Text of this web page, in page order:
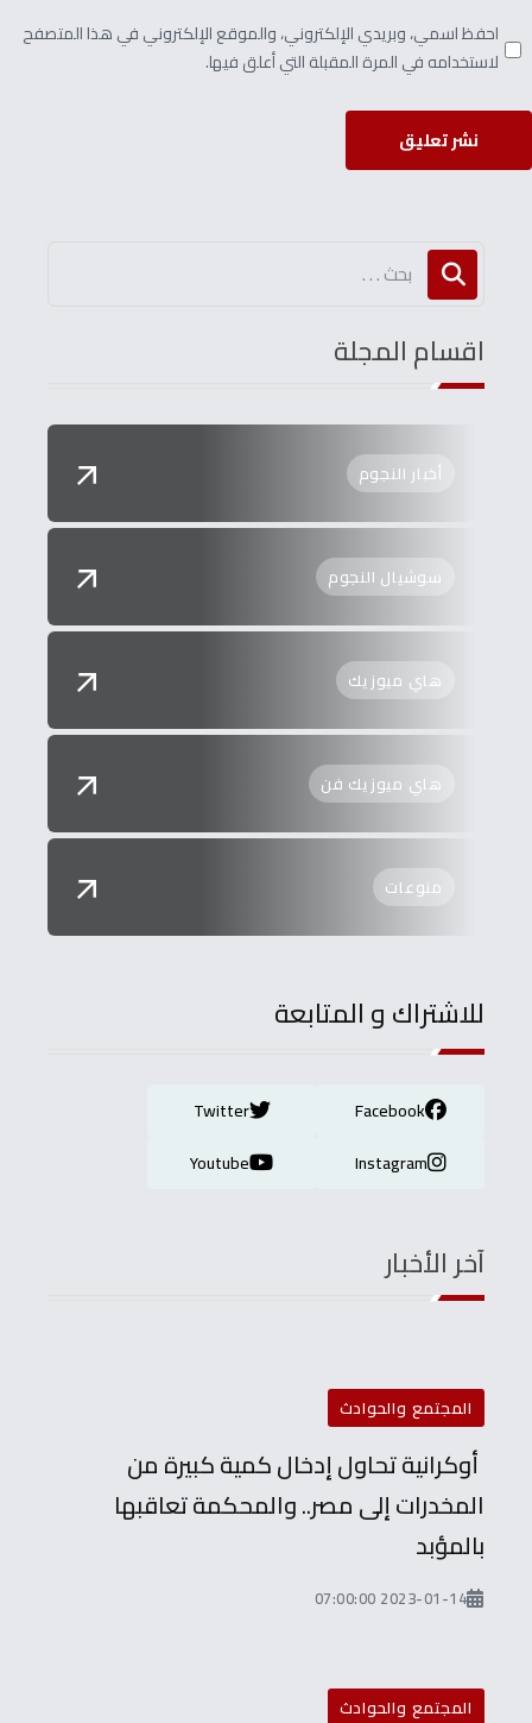
احفظ اسمي، وبريدي الإلكتروني، والموقع الإلكتروني في هذا المتصفح
لاستخدامه في المرة المقبلة التي أعلق فيها.
نشر تعليق
اقسام المجلة
أخبار النجوم
سوشيال النجوم
هاي ميوزيك
هاي ميوزيك فن
منوعات
للاشتراك و المتابعة
Facebook
Twitter
Instagram
Youtube
آخر الأخبار
المجتمع والحوادث
أوكرانية تحاول إدخال كمية كبيرة من
المخدرات إلى مصر.. والمحكمة تعاقبها
بالمؤبد
2023-01-14 07:00:00
المجتمع والحوادث